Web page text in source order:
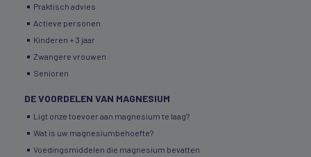
Praktisch advies
Actieve personen
Kinderen + 3 jaar
Zwangere vrouwen
Senioren
DE VOORDELEN VAN MAGNESIUM
Ligt onze toevoer aan magnesium te laag?
Wat is uw magnesiumbehoefte?
Voedingsmiddelen die magnesium bevatten